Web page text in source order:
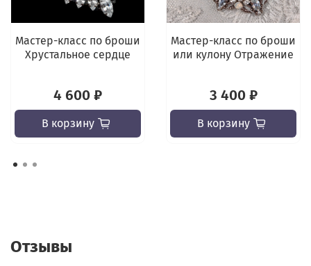
Мастер-класс по броши
Хрустальное сердце
4 600 ₽
В корзину
Мастер-класс по броши
или кулону Отражение
3 400 ₽
В корзину
Отзывы